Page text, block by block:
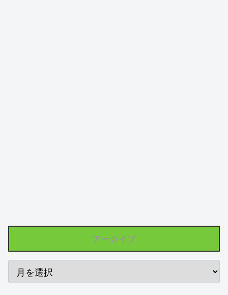
アーカイブ